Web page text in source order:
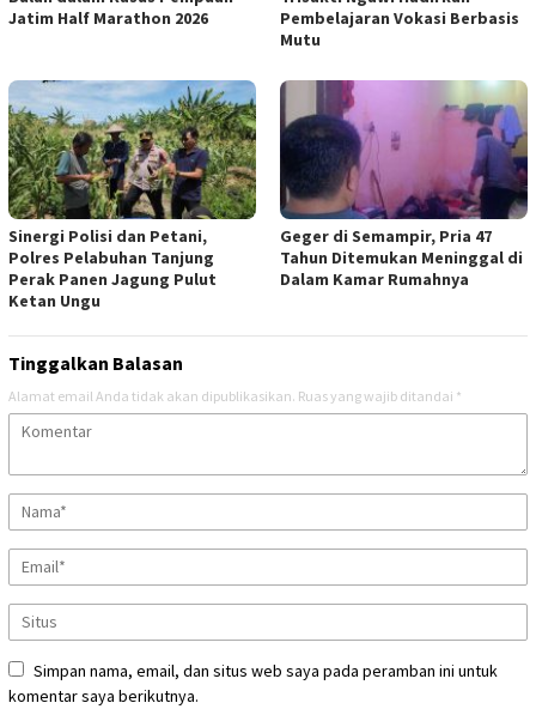
Jatim Half Marathon 2026
Pembelajaran Vokasi Berbasis
Mutu
Sinergi Polisi dan Petani,
Polres Pelabuhan Tanjung
Perak Panen Jagung Pulut
Ketan Ungu
Geger di Semampir, Pria 47
Tahun Ditemukan Meninggal di
Dalam Kamar Rumahnya
Tinggalkan Balasan
Alamat email Anda tidak akan dipublikasikan. Ruas yang wajib ditandai *
Simpan nama, email, dan situs web saya pada peramban ini untuk
komentar saya berikutnya.